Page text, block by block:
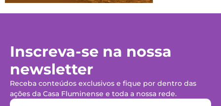
Inscreva-se na nossa
newsletter
Receba conteúdos exclusivos e fique por dentro das
ações da Casa Fluminense e toda a nossa rede.